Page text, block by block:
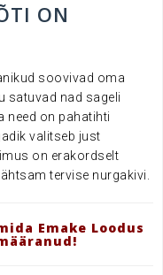
ON
soovivad oma
satuvad nad sageli
need on pahatihti
valitseb just
on erakordselt
tervise nurgakivi.
Emake Loodus